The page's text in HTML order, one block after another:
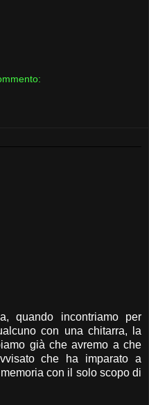
quando incontriamo per
con una chitarra, la
già che avremo a che
che ha imparato a
con il solo scopo di